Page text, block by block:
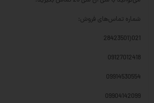
شماره تماس‌های فروش:
021(28423501
09127012418
09914530554
09904142099